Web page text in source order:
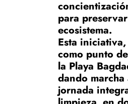
para
ecosistema.
Esta
como punto
la Playa
dando marcha
jornada